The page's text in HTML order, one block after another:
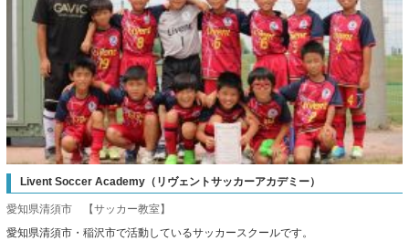
Livent Soccer Academy（リヴェントサッカーアカデミー）
愛知県清須市 【サッカー教室】
愛知県清須市・稲沢市で活動しているサッカースクールです。